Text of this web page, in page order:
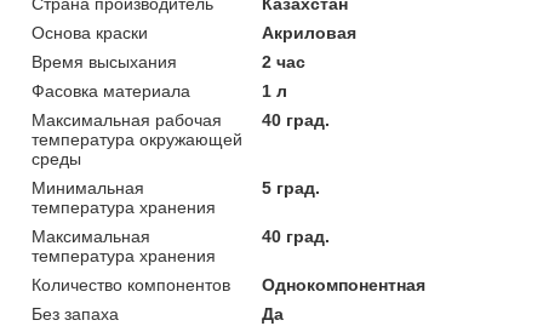
Основа краски
Акриловая
Время высыхания
2 час
Фасовка материала
1 л
Максимальная рабочая
температура окружающей
среды
40 град.
Минимальная
температура хранения
5 град.
Максимальная
температура хранения
40 град.
Количество компонентов
Однокомпонентная
Без запаха
Да